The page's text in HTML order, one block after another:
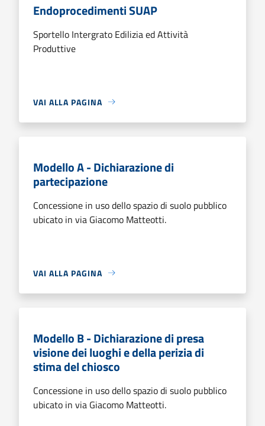
Endoprocedimenti SUAP
Sportello Intergrato Edilizia ed Attività
Produttive
VAI ALLA PAGINA
Modello A - Dichiarazione di
partecipazione
Concessione in uso dello spazio di suolo pubblico
ubicato in via Giacomo Matteotti.
VAI ALLA PAGINA
Modello B - Dichiarazione di presa
visione dei luoghi e della perizia di
stima del chiosco
Concessione in uso dello spazio di suolo pubblico
ubicato in via Giacomo Matteotti.